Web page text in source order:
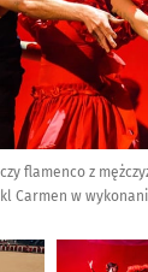
flamenco z
Carmen w